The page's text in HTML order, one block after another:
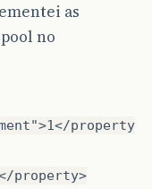
as
no
property
property>